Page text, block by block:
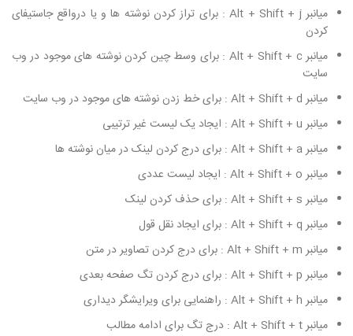
میانبر Alt + Shift + j : برای تراز کردن نوشته ها و یا درواقع جاستیفای
کردن
میانبر Alt + Shift + c : برای وسط چین کردن نوشته های موجود در وب
سایت
میانبر Alt + Shift + d : برای خط زدن نوشته های موجود در وب سایت
میانبر Alt + Shift + u : ایجاد یک لیست غیر ترتیبی
میانبر Alt + Shift + a : برای درج کردن لینک در میان نوشته ها
میانبر Alt + Shift + o : ایجاد لیست عددی
میانبر Alt + Shift + s : برای حذف کردن لینک
میانبر Alt + Shift + q : برای ایجاد نقل قول
میانبر Alt + Shift + m : برای درج کردن تصاویر در متن
میانبر Alt + Shift + p : برای درج کردن تگ صفحه بعدی
میانبر Alt + Shift + h : راهنمایی برای ویرایشگر دیداری
میانبر Alt + Shift + t : درج تگ برای ادامه مطالب